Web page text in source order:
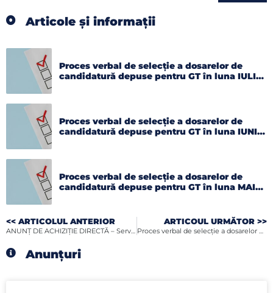
Articole și informații
Proces verbal de selecție a dosarelor de
candidatură depuse pentru GT în luna IULIE
Proces verbal de selecție a dosarelor de
candidatură depuse pentru GT în luna IUNIE
Proces verbal de selecție a dosarelor de
candidatură depuse pentru GT în luna MAI
<< ARTICOLUL ANTERIOR
ANUNȚ DE ACHIZIȚIE DIRECTĂ – Servicii de catering
ARTICOUL URMĂTOR >>
Proces verbal de selecție a dosarelor de candidatură depuse pentru GT în luna APRILIE 2026
Anunțuri